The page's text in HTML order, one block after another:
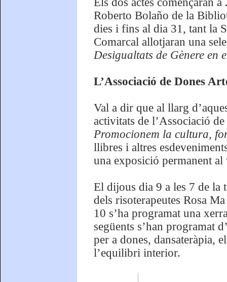
Roberto Bolaño de la
dies i fins al dia 31, tant la
Comarcal allotjaran una
Desigualtats de Gènere en
L’Associació de Dones
Val a dir que al llarg
activitats de l’Associació
Promocionem la cultura,
llibres i altres
una exposició permanent
El dijous dia 9 a les 7 de la
dels risoterapeutes Rosa
10 s’ha programat una
següents s’han programat
per a dones, dansateràpia,
l’equilibri interior.